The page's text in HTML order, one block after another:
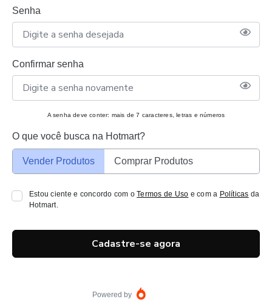
Senha
Confirmar senha
A senha deve conter: mais de 7 caracteres, letras e números
O que você busca na Hotmart?
Vender Produtos Comprar Produtos
Estou ciente e concordo com oTermos de Uso e com a Políticas da
Hotmart.
Cadastre-se agora
Powered by